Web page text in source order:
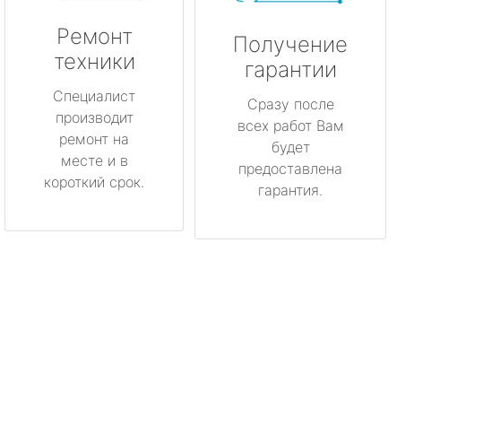
Ремонт
техники
Специалист
производит
ремонт на
месте и в
короткий срок.
Получение
гарантии
Сразу после
всех работ Вам
будет
предоставлена
гарантия.